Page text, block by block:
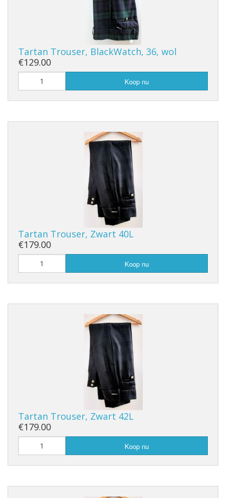
Tartan Trouser, BlackWatch, 36, wol
€129.00
Koop nu
Tartan Trouser, Zwart 40L
€179.00
Koop nu
Tartan Trouser, Zwart 42L
€179.00
Koop nu